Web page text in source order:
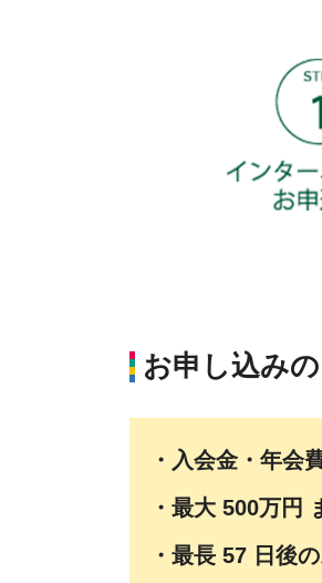
お申し込み
・入会金・年会
・最大 500万円
・最長 57 日後